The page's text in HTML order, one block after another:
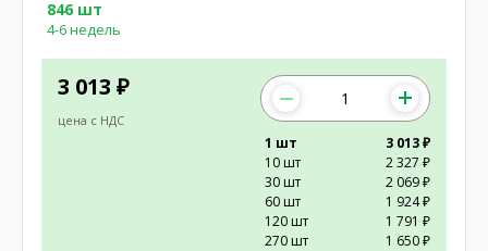
3 013 ₽
цена с НДС
846 шт
4-6 недель
1 шт
3 013 ₽
10 шт
2 327 ₽
30 шт
2 069 ₽
60 шт
1 924 ₽
120 шт
1 791 ₽
270 шт
1 650 ₽